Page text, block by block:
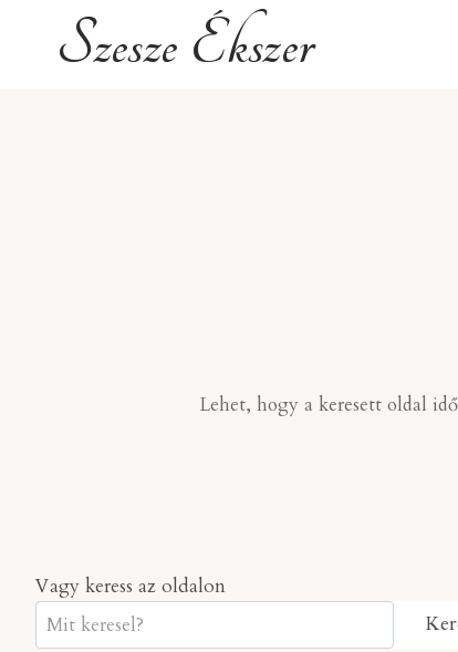
Szesze Ékszer
Lehet, hogy a keresett oldal
Vagy keress az oldalon